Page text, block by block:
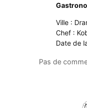
Ville :
Chef :
Date de
Pas de